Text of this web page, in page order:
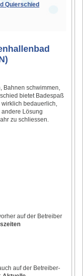
Quierschied
Bahnen schwimmen,
bietet Badespaß
bedauerlich,
Lösung
zu schliessen.
auf der Betreiber
auf der Betreiber-